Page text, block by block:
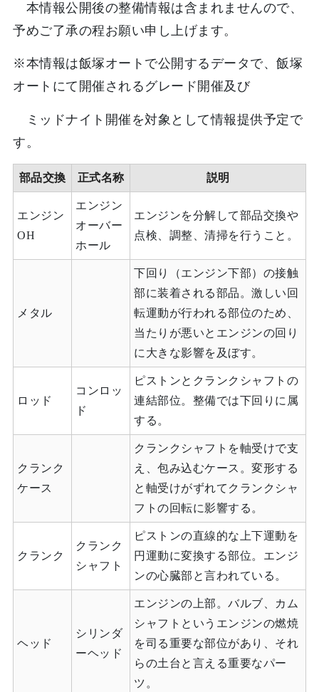
本情報公開後の整備情報は含まれませんので、
予めご了承の程お願い申し上げます。
※本情報は飯塚オートで公開するデータで、飯塚
オートにて開催されるグレード開催及び
ミッドナイト開催を対象として情報提供予定で
す。
部品交換 正式名称 説明
エンジン
OH
エンジン
オーバー
ホール
エンジンを分解して部品交換や
点検、調整、清掃を行うこと。
メタル
下回り（エンジン下部）の接触
部に装着される部品。激しい回
転運動が行われる部位のため、
当たりが悪いとエンジンの回り
に大きな影響を及ぼす。
ロッド
コンロッ
ド
ピストンとクランクシャフトの
連結部位。整備では下回りに属
する。
クランク
ケース
クランクシャフトを軸受けで支
え、包み込むケース。変形する
と軸受けがずれてクランクシャ
フトの回転に影響する。
クランク
クランク
シャフト
ピストンの直線的な上下運動を
円運動に変換する部位。エンジ
ンの心臓部と言われている。
ヘッド
シリンダ
ーヘッド
エンジンの上部。バルブ、カム
シャフトというエンジンの燃焼
を司る重要な部位があり、それ
らの土台と言える重要なパー
ツ。